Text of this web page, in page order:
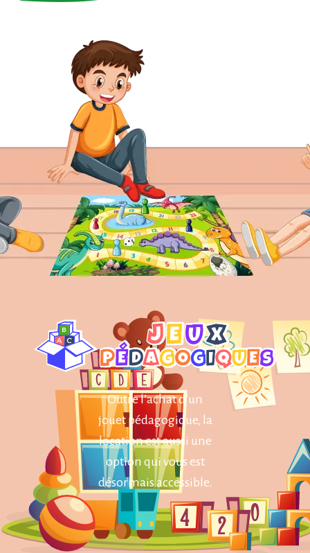
Outre l’achat d’un
jouet pédagogique, la
location est aussi une
option qui vous est
désormais accessible.